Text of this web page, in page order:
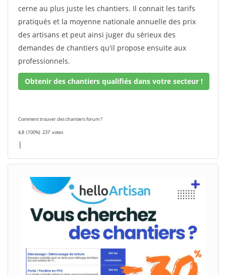
cerne au plus juste les chantiers. Il connait les tarifs
pratiqués et la moyenne nationale annuelle des prix
des artisans et peut ainsi juger du sérieux des
demandes de chantiers qu'il propose ensuite aux
professionnels.
Obtenir des chantiers qualifiés dans votre secteur !
Comment trouver des chantiers forum ?
4,8 (100%) 237 votes
|